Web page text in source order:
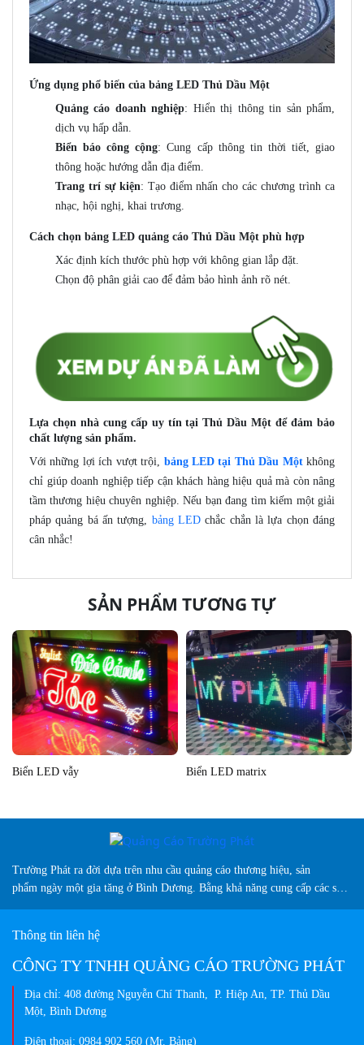
Ứng dụng phổ biến của bảng LED Thủ Dầu Một
Quảng cáo doanh nghiệp: Hiển thị thông tin sản phẩm,
dịch vụ hấp dẫn.
Biển báo công cộng: Cung cấp thông tin thời tiết, giao
thông hoặc hướng dẫn địa điểm.
Trang trí sự kiện: Tạo điểm nhấn cho các chương trình ca
nhạc, hội nghị, khai trương.
Cách chọn bảng LED quảng cáo Thủ Dầu Một phù hợp
Xác định kích thước phù hợp với không gian lắp đặt.
Chọn độ phân giải cao để đảm bảo hình ảnh rõ nét.
Lựa chọn nhà cung cấp uy tín tại Thủ Dầu Một để đảm bảo
chất lượng sản phẩm.
Với những lợi ích vượt trội, bảng LED tại Thủ Dầu Mộtkhông
chỉ giúp doanh nghiệp tiếp cận khách hàng hiệu quả mà còn nâng
tầm thương hiệu chuyên nghiệp. Nếu bạn đang tìm kiếm một giải
pháp quảng bá ấn tượng, bảng LED chắc chắn là lựa chọn đáng
cân nhắc!
SẢN PHẨM TƯƠNG TỰ
Biển LED vẫy Biển LED matrix
Trường Phát ra đời dựa trên nhu cầu quảng cáo thương hiệu, sản
phẩm ngày một gia tăng ở Bình Dương. Bằng khả năng cung cấp các sản
Thông tin liên hệ
CÔNG TY TNHH QUẢNG CÁO TRƯỜNG PHÁT
Địa chỉ: 408 đường Nguyễn Chí Thanh, P. Hiệp An, TP. Thủ Dầu
Một, Bình Dương
Điện thoại: 0984 902 560 (Mr. Bảng)